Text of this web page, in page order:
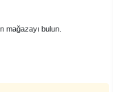
mağazayı bulun.